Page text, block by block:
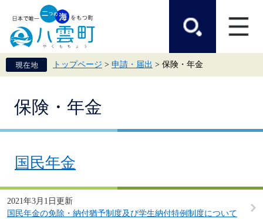
頭
で
す。
飛
ば
し
トップページ > 申請・届出 > 保険・年金
保険・年金
国民年金
2021年3月1日更新
国民年金の免除・納付猶予制度及び学生納付特例制度について